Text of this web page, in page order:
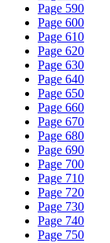
Page 590
Page 600
Page 610
Page 620
Page 630
Page 640
Page 650
Page 660
Page 670
Page 680
Page 690
Page 700
Page 710
Page 720
Page 730
Page 740
Page 750